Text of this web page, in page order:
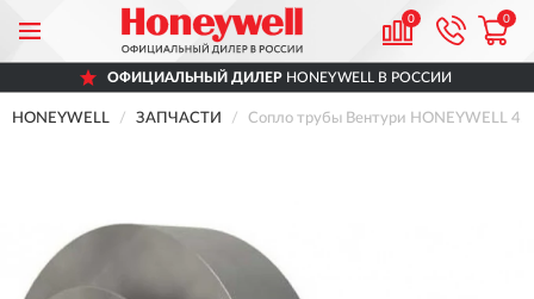
0 0
ОФИЦИАЛЬНЫЙ ДИЛЕР HONEYWELL В РОССИИ
HONEYWELL ЗАПЧАСТИ Сопло трубы Вентури HONEYWELL